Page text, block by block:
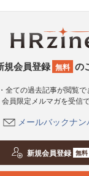
規会員登録 無料 の
・全ての過去記事が閲覧
会員限定メルマガを受信
メールバックナン
新規会員登録 無料